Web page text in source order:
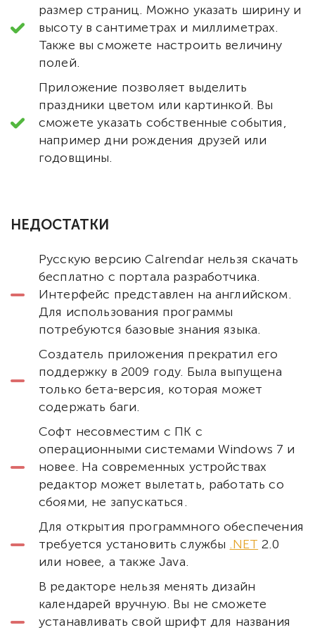
размер страниц. Можно указать ширину и
высоту в сантиметрах и миллиметрах.
Также вы сможете настроить величину
полей.
Приложение позволяет выделить
праздники цветом или картинкой. Вы
сможете указать собственные события,
например дни рождения друзей или
годовщины.
НЕДОСТАТКИ
Русскую версию Calrendar нельзя скачать
бесплатно с портала разработчика.
Интерфейс представлен на английском.
Для использования программы
потребуются базовые знания языка.
Создатель приложения прекратил его
поддержку в 2009 году. Была выпущена
только бета-версия, которая может
содержать баги.
Софт несовместим с ПК с
операционными системами Windows 7 и
новее. На современных устройствах
редактор может вылетать, работать со
сбоями, не запускаться.
Для открытия программного обеспечения
требуется установить службы .NET 2.0
или новее, а также Java.
В редакторе нельзя менять дизайн
календарей вручную. Вы не сможете
устанавливать свой шрифт для названия